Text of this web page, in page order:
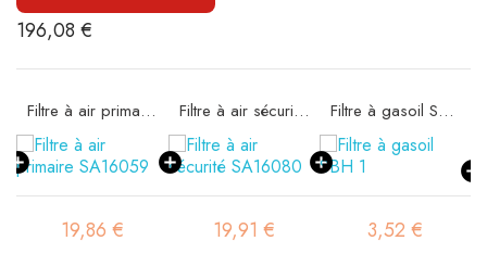
196,08 €
Filtre à air primaire SA16059
19,86 €
Filtre à air sécurité SA16080
19,91 €
Filtre à gasoil SBH 1
3,52 €